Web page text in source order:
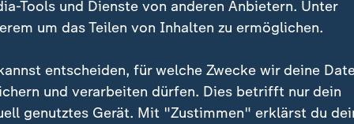
sah den lahmen Kick von der pragmatischen
wollten. Wir sind weitergekommen. Das steht über
ein Lob für seine kickende Belegschaft im
und fokussiert runtergespielt."
Tools und Dienste von anderen Anbietern. Unter
um das Teilen von Inhalten zu ermöglichen.
entscheiden, für welche Zwecke wir deine
und verarbeiten dürfen. Dies betrifft nur dein
genutztes Gerät. Mit "Zustimmen" erklärst du